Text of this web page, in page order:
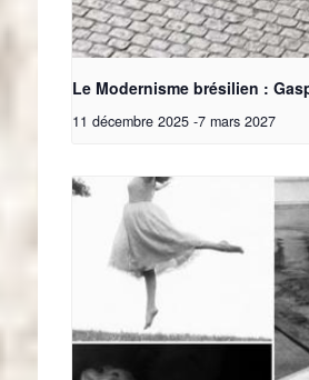
Le Modernisme brésilien :
11 décembre 2025 -7 mars 2027